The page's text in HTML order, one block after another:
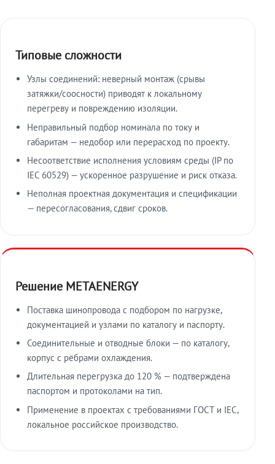
Типовые сложности
Узлы соединений: неверный монтаж (срывы
затяжки/соосности) приводят к локальному
перегреву и повреждению изоляции.
Неправильный подбор номинала по току и
габаритам — недобор или перерасход по проекту.
Несоответствие исполнения условиям среды (IP по
IEC 60529) — ускоренное разрушение и риск отказа.
Неполная проектная документация и спецификации
— пересогласования, сдвиг сроков.
Решение METAENERGY
Поставка шинопровода с подбором по нагрузке,
документацией и узлами по каталогу и паспорту.
Соединительные и отводные блоки — по каталогу,
корпус с рёбрами охлаждения.
Длительная перегрузка до 120 % — подтверждена
паспортом и протоколами на тип.
Применение в проектах с требованиями ГОСТ и IEC,
локальное российское производство.